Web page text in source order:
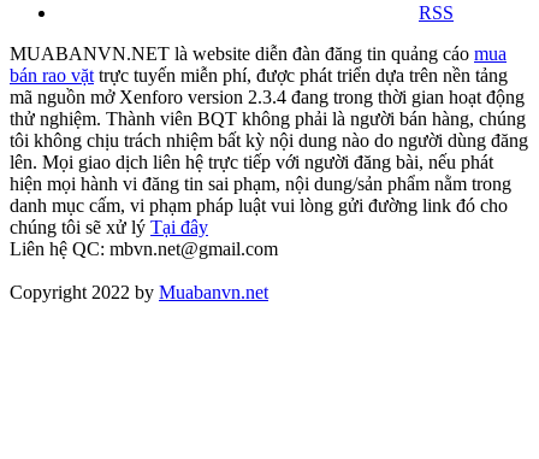
RSS
MUABANVN.NET là website diễn đàn đăng tin quảng cáo mua
bán rao vặt trực tuyến miễn phí, được phát triển dựa trên nền tảng
mã nguồn mở Xenforo version 2.3.4 đang trong thời gian hoạt động
thử nghiệm. Thành viên BQT không phải là người bán hàng, chúng
tôi không chịu trách nhiệm bất kỳ nội dung nào do người dùng đăng
lên. Mọi giao dịch liên hệ trực tiếp với người đăng bài, nếu phát
hiện mọi hành vi đăng tin sai phạm, nội dung/sản phẩm nằm trong
danh mục cấm, vi phạm pháp luật vui lòng gửi đường link đó cho
chúng tôi sẽ xử lý Tại đây
Liên hệ QC: mbvn.net@gmail.com
Copyright 2022 by Muabanvn.net